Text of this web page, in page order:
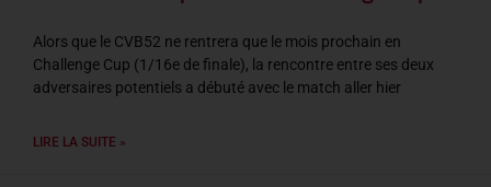
Alors que le CVB52 ne rentrera que le mois prochain en
Challenge Cup (1/16e de finale), la rencontre entre ses deux
adversaires potentiels a débuté avec le match aller hier
LIRE LA SUITE »